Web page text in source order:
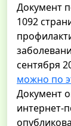
Документ
1092
сентября
можно по
Документ
интернет-